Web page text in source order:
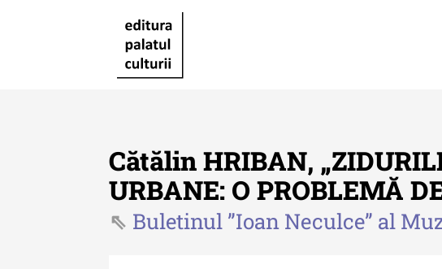
Revista "Cercetări istorice"
Cătălin HRIBAN,
URBANE: O PROBLEMĂ
Buletinul ”Ioan Neculce” al